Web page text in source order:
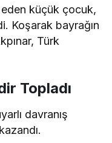
küçük çocuk,
Koşarak bayrağın
Türk
Topladı
davranış